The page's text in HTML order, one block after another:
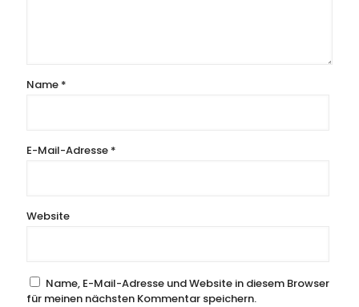
Name *
E-Mail-Adresse *
Website
Name, E-Mail-Adresse und Website in diesem Browser
für meinen nächsten Kommentar speichern.